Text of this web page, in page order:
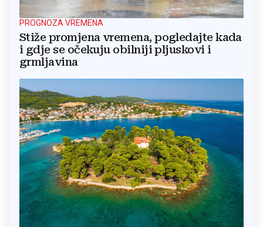
PROGNOZA VREMENA
Stiže promjena vremena, pogledajte kada
i gdje se očekuju obilniji pljuskovi i
grmljavina